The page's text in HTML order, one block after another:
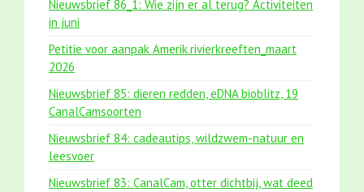
Nieuwsbrief 86_1: Wie zijn er al terug? Activiteiten
in juni
Petitie voor aanpak Amerik.rivierkreeften_maart
2026
Nieuwsbrief 85: dieren redden, eDNA bioblitz, 19
CanalCamsoorten
Nieuwsbrief 84: cadeautips, wildzwem-natuur en
leesvoer
Nieuwsbrief 83: CanalCam, otter dichtbij, wat deed